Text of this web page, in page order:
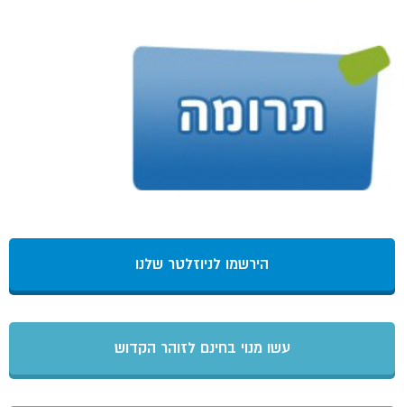
הירשמו לניוזלטר שלנו
עשו מנוי בחינם לזוהר הקדוש